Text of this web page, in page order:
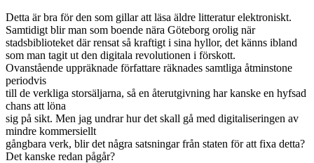
Detta är bra för den som gillar att läsa äldre litteratur elektroniskt.
Samtidigt blir man som boende nära Göteborg orolig när
stadsbiblioteket där rensat så kraftigt i sina hyllor, det känns ibland
som man tagit ut den digitala revolutionen i förskott.
Ovanstående uppräknade författare räknades samtliga åtminstone
periodvis
till de verkliga storsäljarna, så en återutgivning har kanske en hyfsad
chans att löna
sig på sikt. Men jag undrar hur det skall gå med digitaliseringen av
mindre kommersiellt
gångbara verk, blir det några satsningar från staten för att fixa detta?
Det kanske redan pågår?